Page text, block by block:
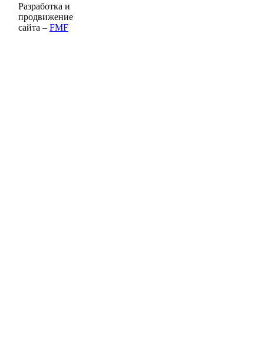
Разработка и
продвижение
сайта – FMF